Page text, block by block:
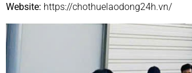
Website: https://chothuelaodong24h.vn/